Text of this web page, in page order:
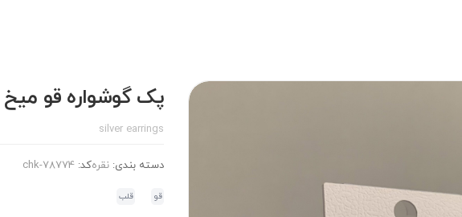
پک گوشواره قو میخ
silver earrings
دسته بندی: نقرهکد: chk-78774
قو قلب